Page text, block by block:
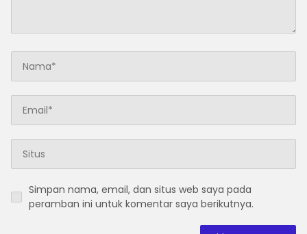
Simpan nama, email, dan situs web saya pada
peramban ini untuk komentar saya berikutnya.